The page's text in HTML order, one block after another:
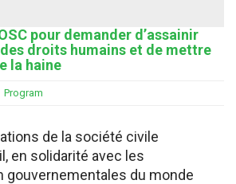
pour demander d’assainir
des droits humains et de mettre
la haine
Program
de la société civile
en solidarité avec les
gouvernementales du monde